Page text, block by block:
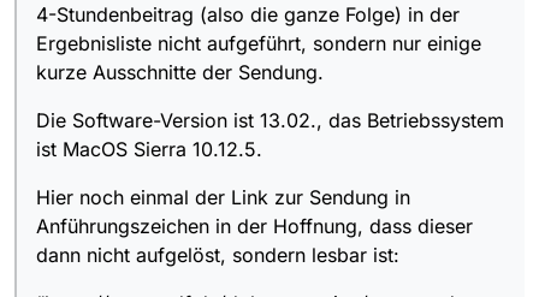
4-Stundenbeitrag (also die ganze Folge) in der
Ergebnisliste nicht aufgeführt, sondern nur einige
kurze Ausschnitte der Sendung.
Die Software-Version ist 13.02., das Betriebssystem
ist MacOS Sierra 10.12.5.
Hier noch einmal der Link zur Sendung in
Anführungszeichen in der Hoffnung, dass dieser
dann nicht aufgelöst, sondern lesbar ist: